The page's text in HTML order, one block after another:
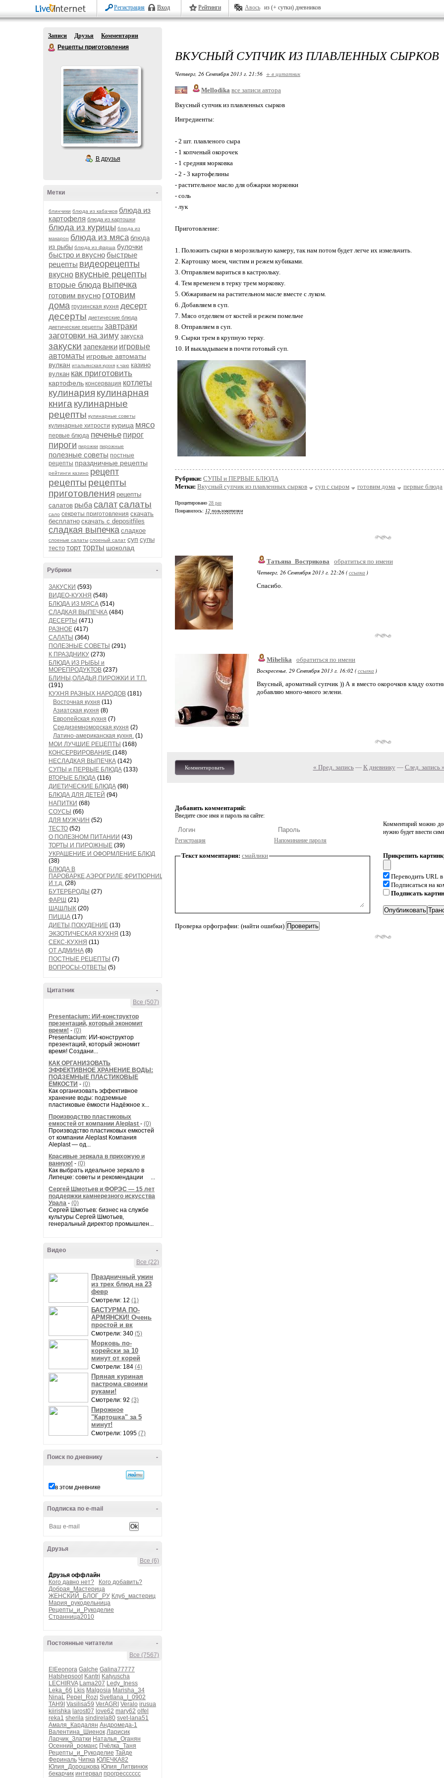
Регистрация Вход Рейтинги Авось из (+ сутки) дневников
Записи Друзья
Комментарии
Рецепты приготовления
В друзья
-
Метки
блинчики блюда из кабачков блюда из
картофеля блюда из картошки
блюда из курицы блюда из
макарон блюда из мяса блюда
из рыбы блюда из фарша булочки
быстро и вкусно быстрые
рецепты видеорецепты
вкусно вкусные рецепты
вторые блюда выпечка
готовим вкусно готовим
дома грузинская кухня десерт
десерты диетические блюда
диетические рецепты завтраки
заготовки на зиму закуска
закуски запеканки игровые
автоматы игровые автоматы
вулкан итальянская кухня к чаю казино
вулкан как приготовить
картофель консервация котлеты
кулинария кулинарная
книга кулинарные
рецепты кулинарные советы
кулинарные хитрости курица мясо
первые блюда печенье пирог
пироги пирожки пирожные
полезные советы постные
рецепты праздничные рецепты
рейтинги казино рецепт
рецепты рецепты
приготовления рецепты
салатов рыбасалатсалаты
сало секреты приготовления скачать
бесплатно скачать с depositfiles
сладкая выпечка сладкое
слоеные салаты слоеный салат суп супы
тесто тортторты шоколад
-
Рубрики
ЗАКУСКИ (593)
ВИДЕО-КУХНЯ (548)
БЛЮДА ИЗ МЯСА (514)
СЛАДКАЯ ВЫПЕЧКА (484)
ДЕСЕРТЫ (471)
РАЗНОЕ (417)
САЛАТЫ (364)
ПОЛЕЗНЫЕ СОВЕТЫ (291)
К ПРАЗДНИКУ (273)
БЛЮДА ИЗ РЫБЫ и
МОРЕПРОДУКТОВ (237)
БЛИНЫ,ОЛАДЬЯ,ПИРОЖКИ И Т.П.
(191)
КУХНЯ РАЗНЫХ НАРОДОВ (181)
Восточная кухня (11)
Азиатская кухня (8)
Европейская кухня (7)
Средиземноморская кухня (2)
Латино-американская кухня. (1)
МОИ ЛУЧШИЕ РЕЦЕПТЫ (168)
КОНСЕРВИРОВАНИЕ (148)
НЕСЛАДКАЯ ВЫПЕЧКА (142)
СУПЫ и ПЕРВЫЕ БЛЮДА (133)
ВТОРЫЕ БЛЮДА (116)
ДИЕТИЧЕСКИЕ БЛЮДА (98)
БЛЮДА ДЛЯ ДЕТЕЙ (94)
НАПИТКИ (68)
СОУСЫ (66)
ДЛЯ МУЖЧИН (52)
ТЕСТО (52)
О ПОЛЕЗНОМ ПИТАНИИ (43)
ТОРТЫ И ПИРОЖНЫЕ (39)
УКРАШЕНИЕ И ОФОРМЛЕНИЕ БЛЮД
(38)
БЛЮДА В
ПАРОВАРКЕ,АЭРОГРИЛЕ,ФРИТЮРНИЦЕ
И т.д. (28)
БУТЕРБРОДЫ (27)
ФАРШ (21)
ШАШЛЫК (20)
ПИЦЦА (17)
ДИЕТЫ,ПОХУДЕНИЕ (13)
ЭКЗОТИЧЕСКАЯ КУХНЯ (13)
СЕКС-КУХНЯ (11)
ОТ АДМИНА (8)
ПОСТНЫЕ РЕЦЕПТЫ (7)
ВОПРОСЫ-ОТВЕТЫ (5)
-
Цитатник
Все (507)
Presentacium: ИИ‑конструктор
презентаций, который экономит
время! - (0)
Presentacium: ИИ‑конструктор
презентаций, который экономит
время! Создани...
КАК ОРГАНИЗОВАТЬ
ЭФФЕКТИВНОЕ ХРАНЕНИЕ ВОДЫ:
ПОДЗЕМНЫЕ ПЛАСТИКОВЫЕ
ЁМКОСТИ - (0)
Как организовать эффективное
хранение воды: подземные
пластиковые ёмкости Надёжное х...
Производство пластиковых
емкостей от компании Aleplast - (0)
Производство пластиковых емкостей
от компании Aleplast Компания
Aleplast — од...
Красивые зеркала в прихожую и
ванную! - (0)
Как выбрать идеальное зеркало в
Липецке: советы и рекомендации ...
Сергей Шмотьев и ФОРЭС — 15 лет
поддержки камнерезного искусства
Урала - (0)
Сергей Шмотьев: бизнес на службе
культуры Сергей Шмотьев,
генеральный директор промышлен...
-
Видео
Все (22)
Праздничный ужин
из трех блюд на 23
февр
Смотрели: 12 (1)
БАСТУРМА ПО-
АРМЯНСКИ! Очень
простой и вк
Смотрели: 340 (5)
Морковь по-
корейски за 10
минут от корей
Смотрели: 184 (4)
Пряная куриная
пастрома своими
руками!
Смотрели: 92 (3)
Пирожное
"Картошка" за 5
минут!
Смотрели: 1095 (7)
-
Поиск по дневнику
в этом дневнике
-
Подписка по e-mail
-
Друзья
Все (6)
Друзья оффлайн
Кого давно нет?
Кого добавить?
Добрая_Мастерица
ЖЕНСКИЙ_БЛОГ_РУ Клуб_мастериц
Мария_рукодельница
Рецепты_и_Рукоделие
Странница2010
-
Постоянные читатели
Все (7567)
ElEeonora Galche Galina77777
Hatshepsoot Kantri Katyuscha
LECHIRVA Lama207 Ledy_Iness
Leka_66 Lkis Malgosia Marisha_34
NinaL Pepel_Rozi Svetlana_I_0902
TAH9I Vasilisa59 VerAGRI Veralo irusua
kiirishka larost07 love62 mary62 olfel
reka1 sherila sindirela80 svet-lana51
Амаля_Кардалян Андромеда-1
Валентина_Шиенок Ларисик
Ларчик_Златки Наталья_Оганян
Осенний_романс Пчёлка_Таня
Рецепты_и_Рукоделие Тайде
Фериналь Чипка ЮЛЕЧКА82
Юлия_Дорошкова Юлия_Литвинюк
бекарчик интервал прогресссссс
ВКУСНЫЙ СУПЧИК ИЗ ПЛАВЛЕННЫХ СЫРКОВ
Четверг, 26 Сентября 2013 г. 21:56 + в цитатник
Mellodika все записи автора
Вкусный супчик из плавленных сырков
Ингредиенты:
- 2 шт. плавленого сыра
- 1 копченый окорочек
- 1 средняя морковка
- 2 - 3 картофелины
- растительное масло для обжарки морковки
- соль
- лук
Приготовление:
1. Положить сырки в морозильную камеру, так нам потом будет легче их измельчить.
2. Картошку моем, чистим и режем кубиками.
3. Отправляем вариться в кастрюльку.
4. Тем временем в терку трем морковку.
5. Обжариваем на растительном масле вместе с луком.
6. Добавляем в суп.
7. Мясо отделяем от костей и режем помельче
8. Отправляем в суп.
9. Сырки трем в крупную терку.
10. И выкладываем в почти готовый суп.
Рубрики: СУПЫ и ПЕРВЫЕ БЛЮДА
Метки: Вкусный супчик из плавленных сырков суп с сыром готовим дома первые блюда
Процитировано 28 раз
Понравилось: 12 пользователям
Татьяна_Вострикова
обратиться по имени
Четверг, 26 Сентября 2013 г. 22:26 (ссылка )
Спасибо.
Mihelika
обратиться по имени
Воскресенье, 29 Сентября 2013 г. 16:02 (ссылка )
Вкусный, ароматный супчик )) А я вместо окорочков кладу
добавляю много-много зелени.
Комментировать « Пред. запись— К дневнику — След. запись
Добавить комментарий:
Введите свое имя и пароль на сайте:
Регистрация Напоминание пароля
Комментарий можно
нужно будет ввести
Текст комментария: смайлики
Проверка орфографии: (найти ошибки)
Прикрепить
Переводить URL
Подписаться на
Подписать